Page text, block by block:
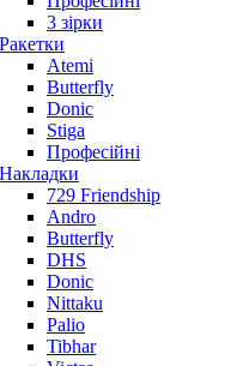
3 зірки
Ракетки
Atemi
Butterfly
Donic
Stiga
Професійні
Накладки
729 Friendship
Andro
Butterfly
DHS
Donic
Nittaku
Palio
Tibhar